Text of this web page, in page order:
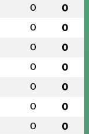
0 0
0 0
0 0
0 0
0 0
0 0
0 0